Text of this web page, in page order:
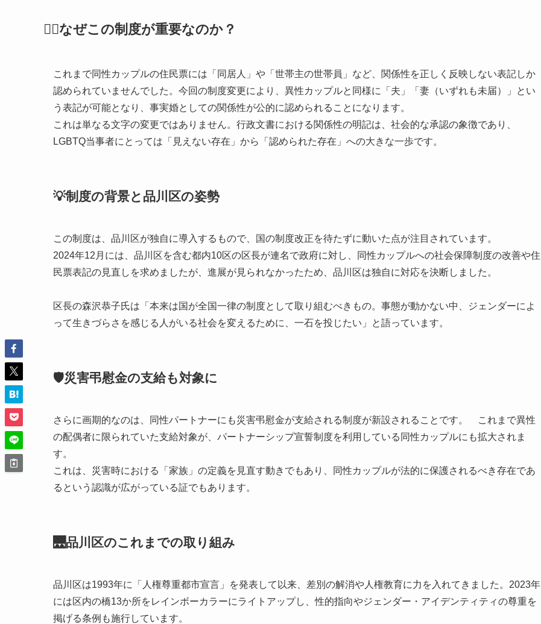
🏳️‍🌈なぜこの制度が重要なのか？
これまで同性カップルの住民票には「同居人」や「世帯主の世帯員」など、関係性を正しく反映しない表記しか
認められていませんでした。今回の制度変更により、異性カップルと同様に「夫」「妻（いずれも未届）」とい
う表記が可能となり、事実婚としての関係性が公的に認められることになります。
これは単なる文字の変更ではありません。行政文書における関係性の明記は、社会的な承認の象徴であり、
LGBTQ当事者にとっては「見えない存在」から「認められた存在」への大きな一歩です。
💡制度の背景と品川区の姿勢
この制度は、品川区が独自に導入するもので、国の制度改正を待たずに動いた点が注目されています。
2024年12月には、品川区を含む都内10区の区長が連名で政府に対し、同性カップルへの社会保障制度の改善や住
民票表記の見直しを求めましたが、進展が見られなかったため、品川区は独自に対応を決断しました。
区長の森沢恭子氏は「本来は国が全国一律の制度として取り組むべきもの。事態が動かない中、ジェンダーによ
って生きづらさを感じる人がいる社会を変えるために、一石を投じたい」と語っています。
🛡️災害弔慰金の支給も対象に
さらに画期的なのは、同性パートナーにも災害弔慰金が支給される制度が新設されることです。 これまで異性
の配偶者に限られていた支給対象が、パートナーシップ宣誓制度を利用している同性カップルにも拡大されま
す。
これは、災害時における「家族」の定義を見直す動きでもあり、同性カップルが法的に保護されるべき存在であ
るという認識が広がっている証でもあります。
🌉品川区のこれまでの取り組み
品川区は1993年に「人権尊重都市宣言」を発表して以来、差別の解消や人権教育に力を入れてきました。2023年
には区内の橋13か所をレインボーカラーにライトアップし、性的指向やジェンダー・アイデンティティの尊重を
掲げる条例も施行しています。